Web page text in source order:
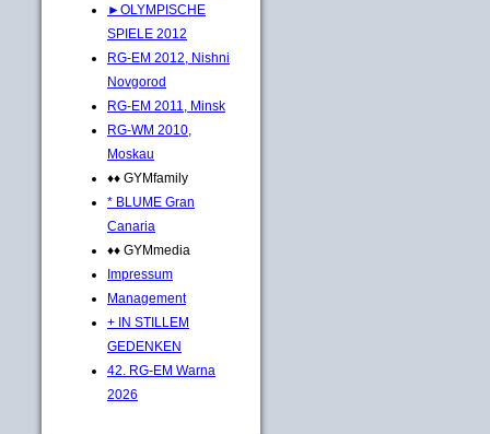
►OLYMPISCHE
SPIELE 2012
RG-EM 2012, Nishni
Novgorod
RG-EM 2011, Minsk
RG-WM 2010,
Moskau
♦♦ GYMfamily
* BLUME Gran
Canaria
♦♦ GYMmedia
Impressum
Management
+ IN STILLEM
GEDENKEN
42. RG-EM Warna
2026